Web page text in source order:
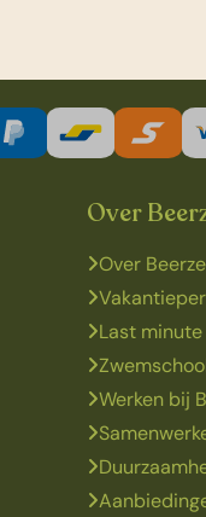
Over
Over
Last
Werken bij